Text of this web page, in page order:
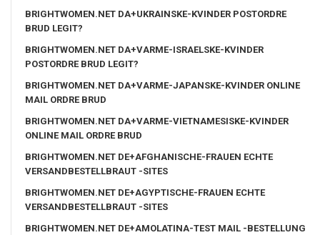
BRIGHTWOMEN.NET DA+UKRAINSKE-KVINDER POSTORDRE
BRUD LEGIT?
BRIGHTWOMEN.NET DA+VARME-ISRAELSKE-KVINDER
POSTORDRE BRUD LEGIT?
BRIGHTWOMEN.NET DA+VARME-JAPANSKE-KVINDER ONLINE
MAIL ORDRE BRUD
BRIGHTWOMEN.NET DA+VARME-VIETNAMESISKE-KVINDER
ONLINE MAIL ORDRE BRUD
BRIGHTWOMEN.NET DE+AFGHANISCHE-FRAUEN ECHTE
VERSANDBESTELLBRAUT -SITES
BRIGHTWOMEN.NET DE+AGYPTISCHE-FRAUEN ECHTE
VERSANDBESTELLBRAUT -SITES
BRIGHTWOMEN.NET DE+AMOLATINA-TEST MAIL -BESTELLUNG